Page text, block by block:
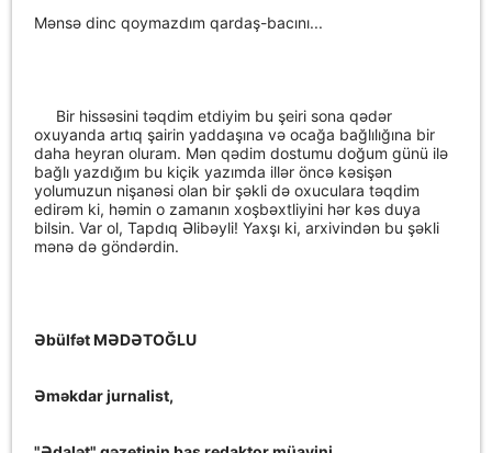
Mənsə dinc qoymazdım qardaş-bacını...
Bir hissəsini təqdim etdiyim bu şeiri sona qədər
oxuyanda artıq şairin yaddaşına və ocağa bağlılığına bir
daha heyran oluram. Mən qədim dostumu doğum günü ilə
bağlı yazdığım bu kiçik yazımda illər öncə kəsişən
yolumuzun nişanəsi olan bir şəkli də oxuculara təqdim
edirəm ki, həmin o zamanın xoşbəxtliyini hər kəs duya
bilsin. Var ol, Tapdıq Əlibəyli! Yaxşı ki, arxivindən bu şəkli
mənə də göndərdin.
Əbülfət MƏDƏTOĞLU
Əməkdar jurnalist,